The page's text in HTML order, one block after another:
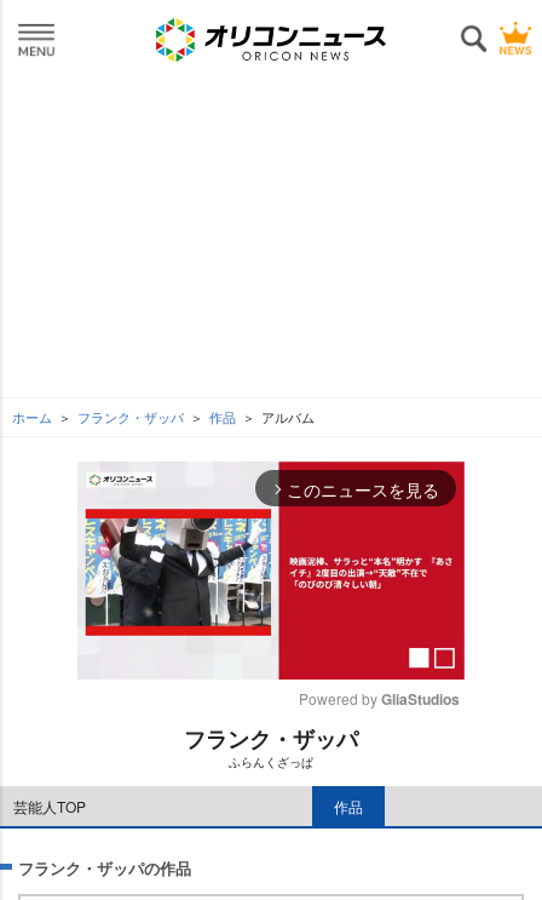
ホーム フランク・ザッパ 作品 アルバム
arrow_forward_ios このニュースを見る
Powered by GliaStudios
フランク・ザッパ
ふらんくざっぱ
芸能人TOP 作品
フランク・ザッパの作品